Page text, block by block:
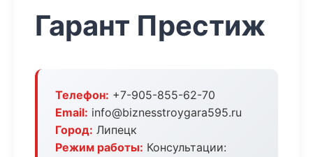
Гарант Престиж
Телефон: +7-905-855-62-70
Email: info@biznesstroygara595.ru
Город: Липецк
Режим работы: Консультации: